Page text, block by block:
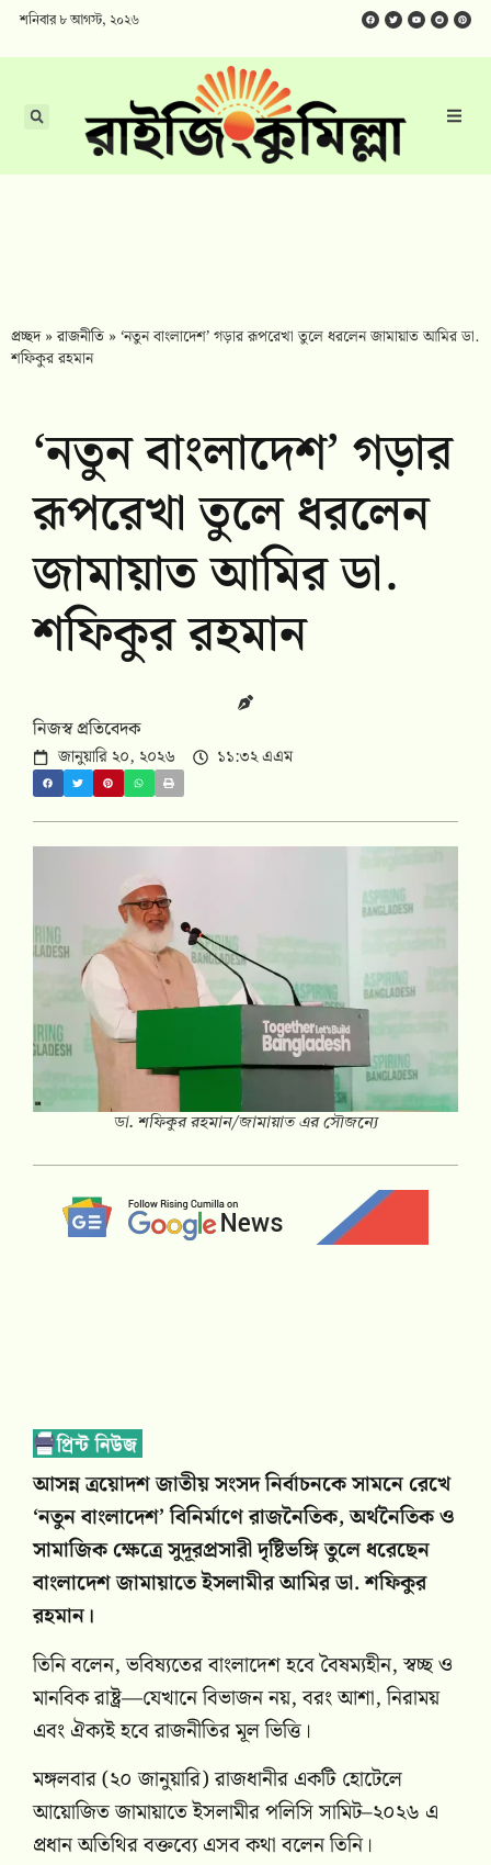
শনিবার ৮ আগস্ট, ২০২৬
প্রচ্ছদ»রাজনীতি »‘নতুন বাংলাদেশ’ গড়ার রূপরেখা তুলে ধরলেন জামায়াত আমির ডা.
শফিকুর রহমান
‘নতুন বাংলাদেশ’ গড়ার
রূপরেখা তুলে ধরলেন
জামায়াত আমির ডা.
শফিকুর রহমান
নিজস্ব প্রতিবেদক
জানুয়ারি ২০, ২০২৬ ১১:৩২ এএম
ডা. শফিকুর রহমান/জামায়াত এর সৌজন্যে
আসন্ন ত্রয়োদশ জাতীয় সংসদ নির্বাচনকে সামনে রেখে
‘নতুন বাংলাদেশ’ বিনির্মাণে রাজনৈতিক, অর্থনৈতিক ও
সামাজিক ক্ষেত্রে সুদূরপ্রসারী দৃষ্টিভঙ্গি তুলে ধরেছেন
বাংলাদেশ জামায়াতে ইসলামীর আমির ডা. শফিকুর
রহমান।
তিনি বলেন, ভবিষ্যতের বাংলাদেশ হবে বৈষম্যহীন, স্বচ্ছ ও
মানবিক রাষ্ট্র—যেখানে বিভাজন নয়, বরং আশা, নিরাময়
এবং ঐক্যই হবে রাজনীতির মূল ভিত্তি।
মঙ্গলবার (২০ জানুয়ারি) রাজধানীর একটি হোটেলে
আয়োজিত জামায়াতে ইসলামীর পলিসি সামিট–২০২৬ এ
প্রধান অতিথির বক্তব্যে এসব কথা বলেন তিনি।